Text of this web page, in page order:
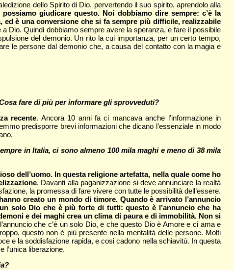
dello Spirito di Dio, pervertendo il suo spirito, aprendolo alla
giudicare questo. Noi dobbiamo dire sempre: c’è la
è una conversione che si fa sempre più difficile, realizzabile
Dio. Quindi dobbiamo sempre avere la speranza, e fare il possibile
del demonio. Un rito la cui importanza, per un certo tempo,
le persone dal demonio che, a causa del contatto con la magia e
fare di più per informare gli sprovveduti?
recente. Ancora 10 anni fa ci mancava anche l’informazione in
predisporre brevi informazioni che dicano l’essenziale in modo
in Italia, ci sono almeno 100 mila maghi e meno di 38 mila
dell’uomo. In questa religione artefatta, nella quale come ho
. Davanti alla paganizzazione si deve annunciare la realtà
la promessa di fare vivere con tutte le possibilità dell’essere.
creato un mondo di timore. Quando è arrivato l’annuncio
solo Dio che è più forte di tutti: questo è l’annuncio che ha
e dei maghi crea un clima di paura e di immobilità. Non si
che c’è un solo Dio, e che questo Dio è Amore e ci ama e
questo non è più presente nella mentalità delle persone. Molti
e la soddisfazione rapida, e cosi cadono nella schiavitù. In questa
l’unica liberazione.